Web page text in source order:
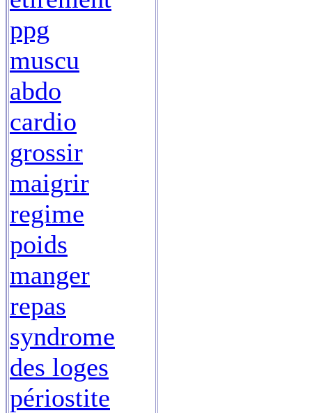
ppg
muscu
abdo
cardio
grossir
maigrir
regime
poids
manger
repas
syndrome
des loges
périostite